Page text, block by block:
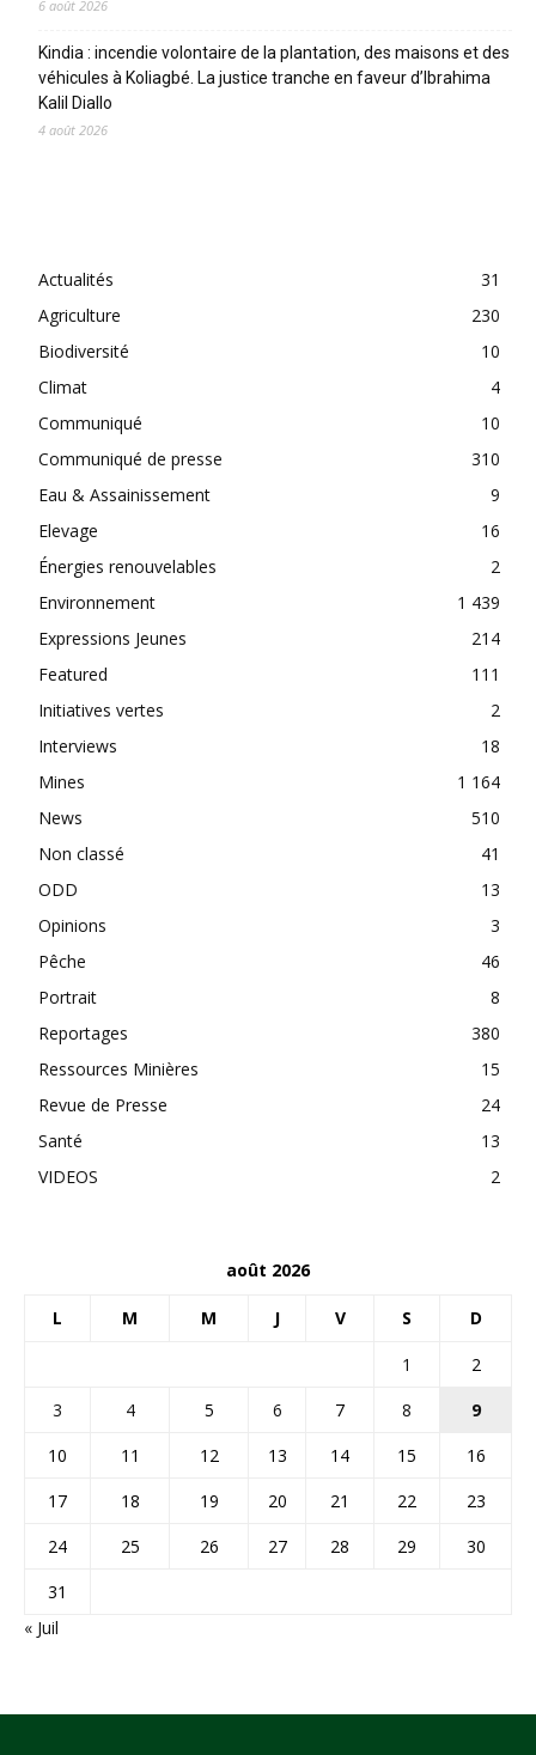
6 août 2026
Kindia : incendie volontaire de la plantation, des maisons et des
véhicules à Koliagbé. La justice tranche en faveur d’Ibrahima
Kalil Diallo
4 août 2026
Actualités
31
Agriculture
230
Biodiversité
10
Climat
4
Communiqué
10
Communiqué de presse
310
Eau & Assainissement
9
Elevage
16
Énergies renouvelables
2
Environnement
1 439
Expressions Jeunes
214
Featured
111
Initiatives vertes
2
Interviews
18
Mines
1 164
News
510
Non classé
41
ODD
13
Opinions
3
Pêche
46
Portrait
8
Reportages
380
Ressources Minières
15
Revue de Presse
24
Santé
13
VIDEOS
2
août 2026
L M M J V S D
1
2
3
4 5 6 7 8
9
10
11 12 13 14 15
16
17
18 19 20 21 22
23
24
25 26 27 28 29
30
31
« Juil